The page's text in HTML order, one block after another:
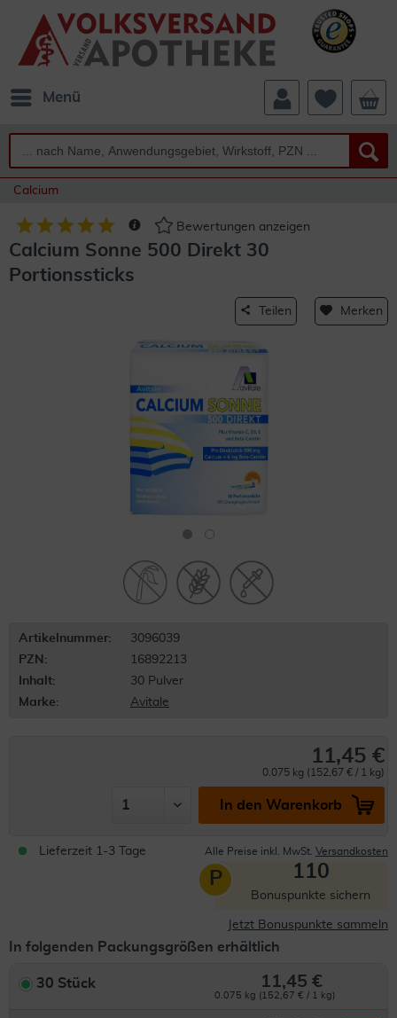
Menü
Calcium
Bewertungen anzeigen
Calcium Sonne 500 Direkt 30
Portionssticks
Teilen Merken
Artikelnummer:
3096039
PZN:
16892213
Inhalt:
30 Pulver
Marke:
Avitale
11,45 €
0.075 kg (152,67 € / 1 kg)
In den Warenkorb
Lieferzeit 1-3 Tage Alle Preise inkl. MwSt. Versandkosten
P 110
Bonuspunkte sichern
Jetzt Bonuspunkte sammeln
In folgenden Packungsgrößen erhältlich
30 Stück 11,45 €
0.075 kg (152,67 € / 1 kg)